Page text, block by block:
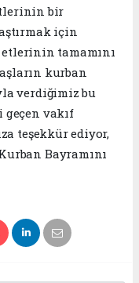
bir
için
etlerinin tamamını
kurban
verdiğimiz bu
geçen vakıf
teşekkür ediyor,
Bayramını